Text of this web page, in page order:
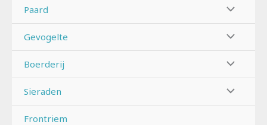
Paard
Gevogelte
Boerderij
Sieraden
Frontriem